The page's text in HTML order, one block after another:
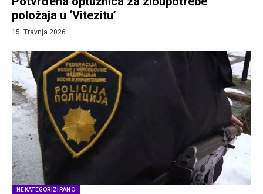
položaja u ‘Vitezitu’
15. Travnja 2026.
NEKATEGORIZIRANO